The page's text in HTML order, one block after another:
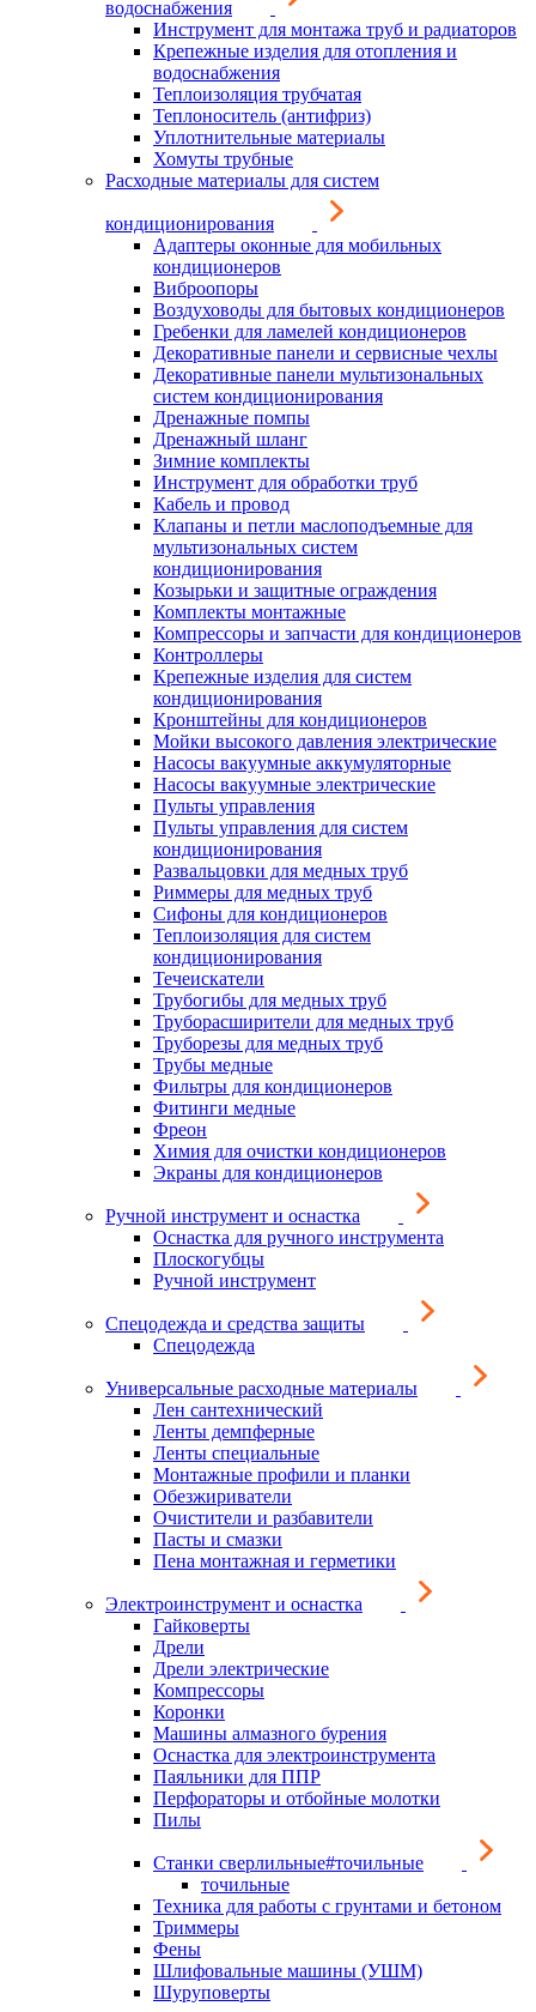
водоснабжения
Инструмент для монтажа труб и радиаторов
Крепежные изделия для отопления и
водоснабжения
Теплоизоляция трубчатая
Теплоноситель (антифриз)
Уплотнительные материалы
Хомуты трубные
Расходные материалы для систем
кондиционирования
Адаптеры оконные для мобильных
кондиционеров
Виброопоры
Воздуховоды для бытовых кондиционеров
Гребенки для ламелей кондиционеров
Декоративные панели и сервисные чехлы
Декоративные панели мультизональных
систем кондиционирования
Дренажные помпы
Дренажный шланг
Зимние комплекты
Инструмент для обработки труб
Кабель и провод
Клапаны и петли маслоподъемные для
мультизональных систем
кондиционирования
Козырьки и защитные ограждения
Комплекты монтажные
Компрессоры и запчасти для кондиционеров
Контроллеры
Крепежные изделия для систем
кондиционирования
Кронштейны для кондиционеров
Мойки высокого давления электрические
Насосы вакуумные аккумуляторные
Насосы вакуумные электрические
Пульты управления
Пульты управления для систем
кондиционирования
Развальцовки для медных труб
Риммеры для медных труб
Сифоны для кондиционеров
Теплоизоляция для систем
кондиционирования
Течеискатели
Трубогибы для медных труб
Труборасширители для медных труб
Труборезы для медных труб
Трубы медные
Фильтры для кондиционеров
Фитинги медные
Фреон
Химия для очистки кондиционеров
Экраны для кондиционеров
Ручной инструмент и оснастка
Оснастка для ручного инструмента
Плоскогубцы
Ручной инструмент
Спецодежда и средства защиты
Спецодежда
Универсальные расходные материалы
Лен сантехнический
Ленты демпферные
Ленты специальные
Монтажные профили и планки
Обезжириватели
Очистители и разбавители
Пасты и смазки
Пена монтажная и герметики
Электроинструмент и оснастка
Гайковерты
Дрели
Дрели электрические
Компрессоры
Коронки
Машины алмазного бурения
Оснастка для электроинструмента
Паяльники для ППР
Перфораторы и отбойные молотки
Пилы
Станки сверлильные#точильные
точильные
Техника для работы с грунтами и бетоном
Триммеры
Фены
Шлифовальные машины (УШМ)
Шуруповерты